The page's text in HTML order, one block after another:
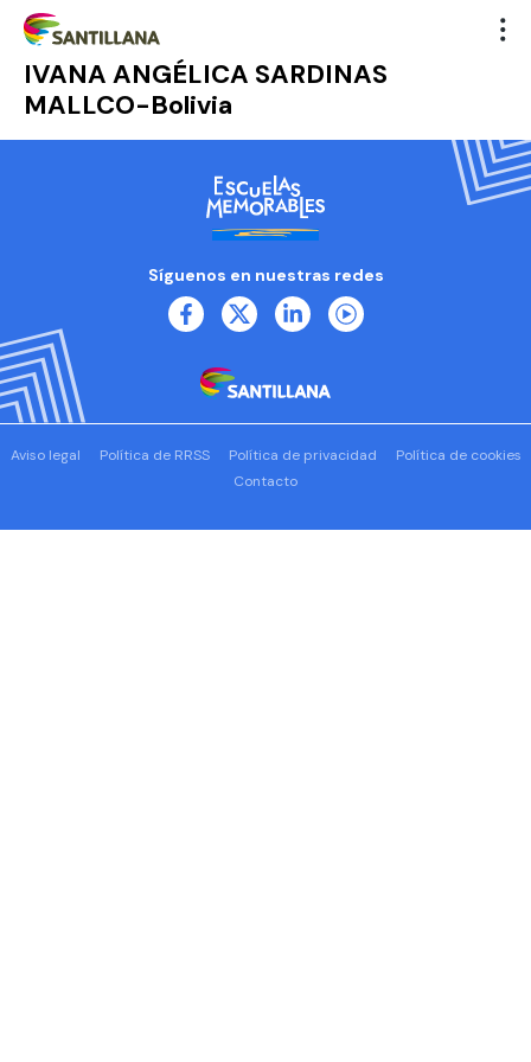
IVANA ANGÉLICA SARDINAS
MALLCO-Bolivia
Síguenos en nuestras redes
Aviso legal Política de RRSS Política de privacidad
Política de cookies
Contacto